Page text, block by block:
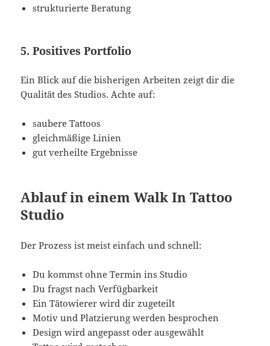
strukturierte Beratung
5. Positives Portfolio
Ein Blick auf die bisherigen Arbeiten zeigt dir die
Qualität des Studios. Achte auf:
saubere Tattoos
gleichmäßige Linien
gut verheilte Ergebnisse
Ablauf in einem Walk In Tattoo
Studio
Der Prozess ist meist einfach und schnell:
Du kommst ohne Termin ins Studio
Du fragst nach Verfügbarkeit
Ein Tätowierer wird dir zugeteilt
Motiv und Platzierung werden besprochen
Design wird angepasst oder ausgewählt